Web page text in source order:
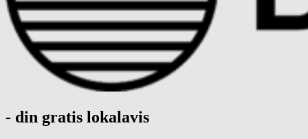
- din gratis lokalavis